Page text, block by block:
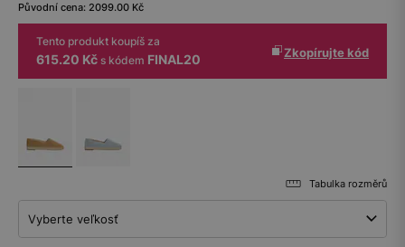
Původní cena: 2099.00 Kč
Tento produkt koupíš za
615.20 Kč s kódem FINAL20 Zkopírujte kód
Tabulka rozměrů
Vyberte veľkosť